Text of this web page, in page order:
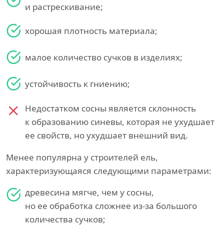
и растрескивание;
хорошая плотность материала;
малое количество сучков в изделиях;
устойчивость к гниению;
Недостатком сосны является склонность
к образованию синевы, которая не ухудшает
ее свойств, но ухудшает внешний вид.
Менее популярна у строителей ель,
характеризующаяся следующими параметрами:
древесина мягче, чем у сосны,
но ее обработка сложнее из-за большого
количества сучков;